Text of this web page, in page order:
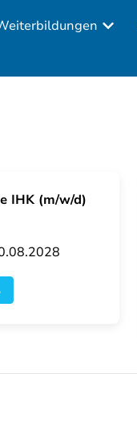
IHK (m/w/d)